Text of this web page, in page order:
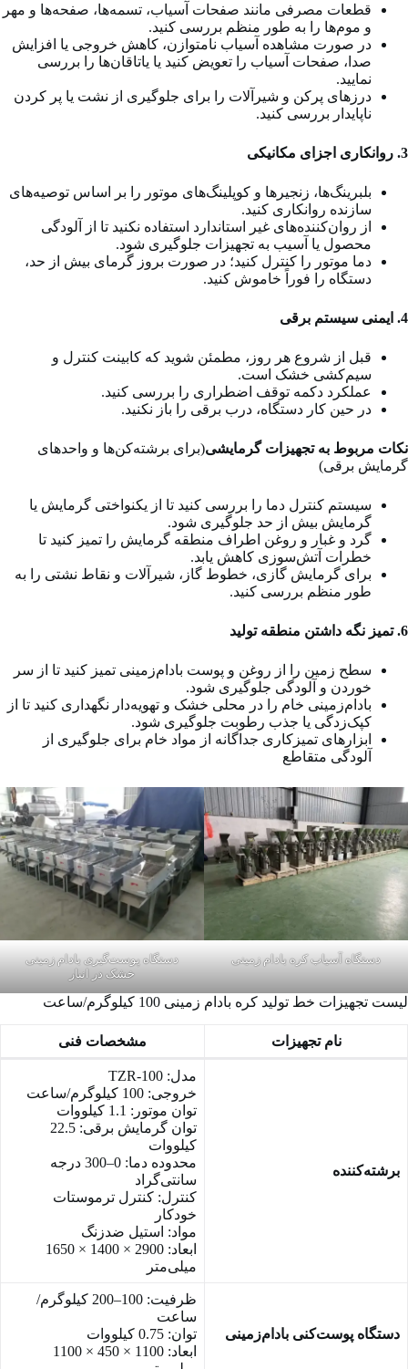
قطعات مصرفی مانند صفحات آسیاب، تسمه‌ها، صفحه‌ها و مهر
و موم‌ها را به طور منظم بررسی کنید.
در صورت مشاهده آسیاب نامتوازن، کاهش خروجی یا افزایش
صدا، صفحات آسیاب را تعویض کنید یا یاتاقان‌ها را بررسی
نمایید.
درزهای پرکن و شیرآلات را برای جلوگیری از نشت یا پر کردن
ناپایدار بررسی کنید.
3. روانکاری اجزای مکانیکی
بلبرینگ‌ها، زنجیرها و کوپلینگ‌های موتور را بر اساس توصیه‌های
سازنده روانکاری کنید.
از روان‌کننده‌های غیر استاندارد استفاده نکنید تا از آلودگی
محصول یا آسیب به تجهیزات جلوگیری شود.
دما موتور را کنترل کنید؛ در صورت بروز گرمای بیش از حد،
دستگاه را فوراً خاموش کنید.
4. ایمنی سیستم برقی
قبل از شروع هر روز، مطمئن شوید که کابینت کنترل و
سیم‌کشی خشک است.
عملکرد دکمه توقف اضطراری را بررسی کنید.
در حین کار دستگاه، درب برقی را باز نکنید.
نکات مربوط به تجهیزات گرمایشی(برای برشته‌کن‌ها و واحدهای
گرمایش برقی)
سیستم کنترل دما را بررسی کنید تا از یکنواختی گرمایش یا
گرمایش بیش از حد جلوگیری شود.
گرد و غبار و روغن اطراف منطقه گرمایش را تمیز کنید تا
خطرات آتش‌سوزی کاهش یابد.
برای گرمایش گازی، خطوط گاز، شیرآلات و نقاط نشتی را به
طور منظم بررسی کنید.
6. تمیز نگه داشتن منطقه تولید
سطح زمین را از روغن و پوست بادام‌زمینی تمیز کنید تا از سر
خوردن و آلودگی جلوگیری شود.
بادام‌زمینی خام را در محلی خشک و تهویه‌دار نگهداری کنید تا از
کپک‌زدگی یا جذب رطوبت جلوگیری شود.
ابزارهای تمیزکاری جداگانه از مواد خام برای جلوگیری از
آلودگی متقاطع
دستگاه آسیاب کره بادام زمینی
دستگاه پوست‌گیری بادام زمینی
خشک در انبار
لیست تجهیزات خط تولید کره بادام زمینی 100 کیلوگرم/ساعت
نام تجهیزات مشخصات فنی
برشته‌کننده
مدل: TZR-100
خروجی: 100 کیلوگرم/ساعت
توان موتور: 1.1 کیلووات
توان گرمایش برقی: 22.5
کیلووات
محدوده دما: 0–300 درجه
سانتی‌گراد
کنترل: کنترل ترموستات
خودکار
مواد: استیل ضدزنگ
ابعاد: 2900 × 1400 × 1650
میلی‌متر
دستگاه پوست‌کنی بادام‌زمینی
ظرفیت: 100–200 کیلوگرم/
ساعت
توان: 0.75 کیلووات
ابعاد: 1100 × 450 × 1100